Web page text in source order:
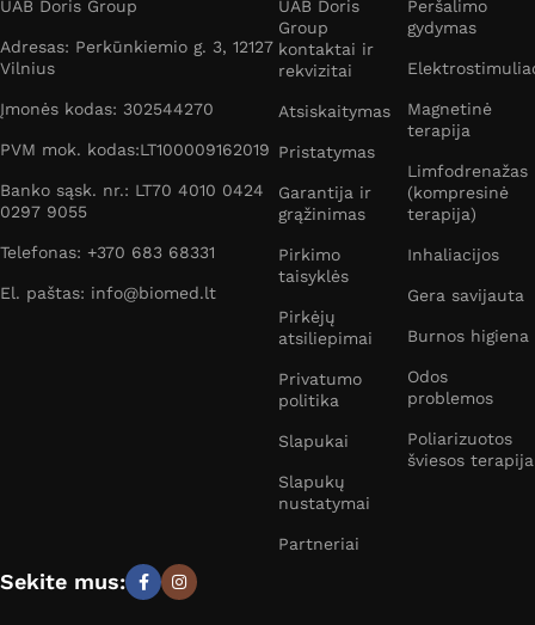
UAB Doris Group
Adresas: Perkūnkiemio g. 3, 12127
Vilnius
Įmonės kodas: 302544270
PVM mok. kodas:LT100009162019
Banko sąsk. nr.: LT70 4010 0424
0297 9055
Telefonas: +370 683 68331
El. paštas: info@biomed.lt
UAB Doris
Group
kontaktai ir
rekvizitai
Atsiskaitymas
Pristatymas
Garantija ir
grąžinimas
Pirkimo
taisyklės
Pirkėjų
atsiliepimai
Privatumo
politika
Slapukai
Slapukų
nustatymai
Partneriai
Peršalimo
gydymas
Magnetinė
terapija
Limfodrenažas
(kompresinė
terapija)
Inhaliacijos
Gera savijauta
Burnos higiena
Odos
problemos
Poliarizuotos
šviesos terapija
Sekite mus: